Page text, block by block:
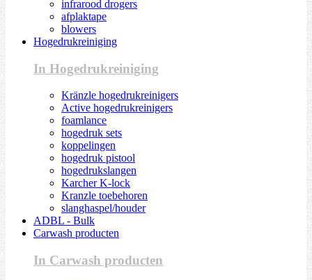
infrarood drogers
afplaktape
blowers
Hogedrukreiniging
In Hogedrukreiniging
Kränzle hogedrukreinigers
Active hogedrukreinigers
foamlance
hogedruk sets
koppelingen
hogedruk pistool
hogedrukslangen
Karcher K-lock
Kranzle toebehoren
slanghaspel/houder
ADBL - Bulk
Carwash producten
In Carwash producten